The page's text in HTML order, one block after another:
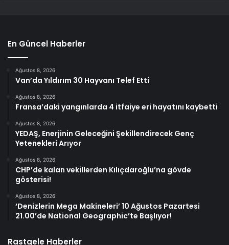
En Güncel Haberler
Ağustos 8, 2026
Van’da Yıldırım 30 Hayvanı Telef Etti
Ağustos 8, 2026
Fransa’daki yangınlarda 4 itfaiye eri hayatını kaybetti
Ağustos 8, 2026
YEDAŞ, Enerjinin Geleceğini Şekillendirecek Genç
Yetenekleri Arıyor
Ağustos 8, 2026
CHP’de kalan vekillerden Kılıçdaroğlu’na gövde
gösterisi!
Ağustos 8, 2026
‘Denizlerin Mega Makineleri’ 10 Ağustos Pazartesi
21.00’de National Geographic’te Başlıyor!
Rastgele Haberler